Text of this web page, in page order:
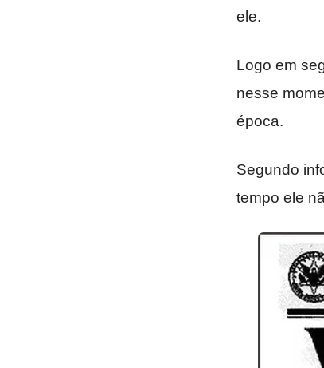
ele.
Logo em
nesse
época.
Segundo
tempo ele